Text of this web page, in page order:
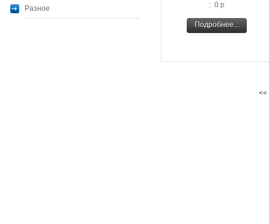
Разное : 0 р
Подробнее...
<<